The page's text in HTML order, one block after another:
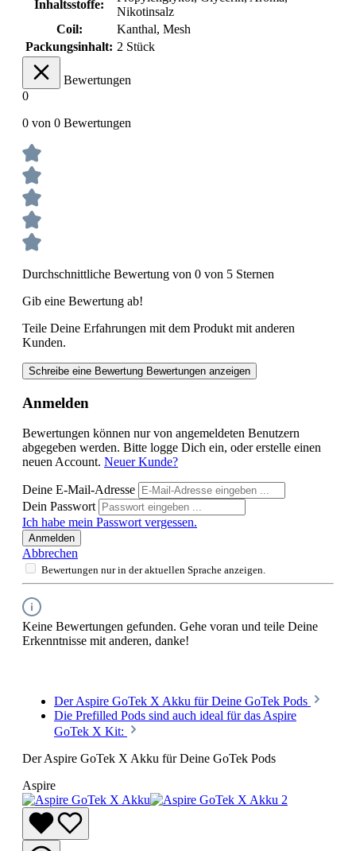
Inhaltsstoffe:
Nikotinsalz
Coil:
Kanthal, Mesh
Packungsinhalt: 2 Stück
Bewertungen
0
0 von 0 Bewertungen
Durchschnittliche Bewertung von 0 von 5 Sternen
Gib eine Bewertung ab!
Teile Deine Erfahrungen mit dem Produkt mit anderen
Kunden.
Schreibe eine Bewertung Bewertungen anzeigen
Anmelden
Bewertungen können nur von angemeldeten Benutzern
abgegeben werden. Bitte logge Dich ein, oder erstelle einen
neuen Account. Neuer Kunde?
Deine E-Mail-Adresse
Dein Passwort
Ich habe mein Passwort vergessen.
Anmelden
Abbrechen
Bewertungen nur in der aktuellen Sprache anzeigen.
Keine Bewertungen gefunden. Gehe voran und teile Deine
Erkenntnisse mit anderen, danke!
Der Aspire GoTek X Akku für Deine GoTek Pods
Die Prefilled Pods sind auch ideal für das Aspire
GoTek X Kit:
Der Aspire GoTek X Akku für Deine GoTek Pods
Aspire